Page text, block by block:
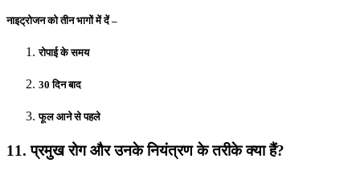
नाइट्रोजन को तीन भागों में दें –
रोपाई के समय
30 दिन बाद
फूल आने से पहले
11. प्रमुख रोग और उनके नियंत्रण के तरीके क्या हैं?